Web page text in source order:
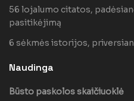
56 lojalumo citatos,
pasitikėjimą
6 sėkmės istorijos,
Naudinga
Būsto paskolos skaičiuoklė